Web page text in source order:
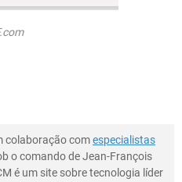
colaboração comespecialistas
o comando de Jean-François
é um site sobre tecnologia líder